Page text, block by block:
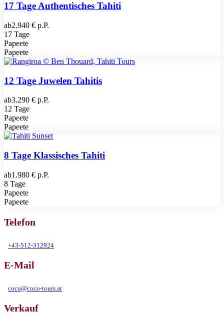
17 Tage Authentisches Tahiti
ab2.940 € p.P.
17 Tage
Papeete
Papeete
12 Tage Juwelen Tahitis
ab3.290 € p.P.
12 Tage
Papeete
Papeete
8 Tage Klassisches Tahiti
ab1.980 € p.P.
8 Tage
Papeete
Papeete
Telefon
+43-512-312924
E-Mail
coco@coco-tours.at
Verkauf